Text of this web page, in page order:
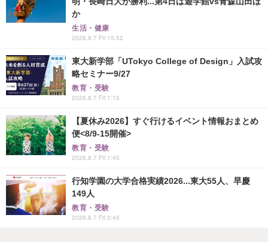
か
生活・健康
2026.8.7 Fri 15:52
東大新学部「UTokyo College of Design」入試攻
略セミナー9/27
教育・受験
2026.8.7 Fri 1:15
【夏休み2026】すぐ行けるイベント情報おまとめ
便<8/9-15開催>
教育・受験
2026.8.7 Fri 1:45
行知学園の大学合格実績2026...東大55人、早慶
149人
教育・受験
2026.8.7 Fri 0:45